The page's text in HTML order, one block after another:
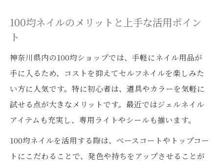
100均ネイルのメリットと上手な活用ポイン
ト
神奈川県内の100均ショップでは、手軽にネイル用品が
手に入るため、コストを抑えてセルフネイルを楽しみた
い方に人気です。特に初心者は、道具やカラーを気軽に
試せる点が大きなメリットです。最近ではジェルネイル
アイテムも充実し、専用ライトやシールも揃います。
100均ネイルを活用する際は、ベースコートやトップコー
トにこだわることで、発色や持ちをアップさせることが